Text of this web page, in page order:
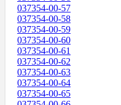
037354-00-57
037354-00-58
037354-00-59
037354-00-60
037354-00-61
037354-00-62
037354-00-63
037354-00-64
037354-00-65